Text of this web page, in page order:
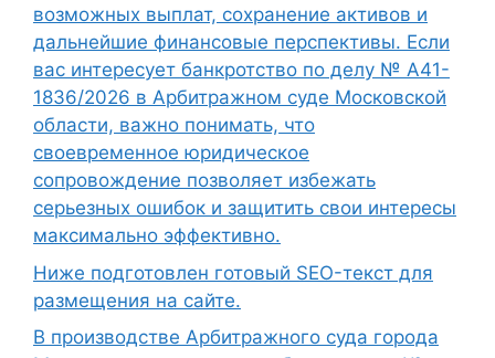
возможных выплат, сохранение активов и
дальнейшие финансовые перспективы. Если
вас интересует банкротство по делу № А41-
1836/2026 в Арбитражном суде Московской
области, важно понимать, что
своевременное юридическое
сопровождение позволяет избежать
серьезных ошибок и защитить свои интересы
максимально эффективно.
Ниже подготовлен готовый SEO-текст для
размещения на сайте.
В производстве Арбитражного суда города